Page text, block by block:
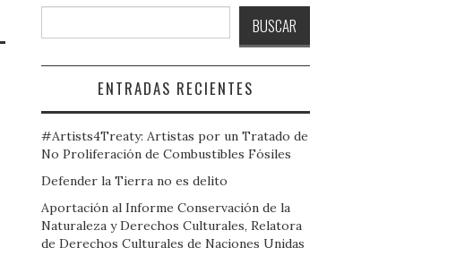
BUSCAR
ENTRADAS RECIENTES
#Artists4Treaty: Artistas por un Tratado de
No Proliferación de Combustibles Fósiles
Defender la Tierra no es delito
Aportación al Informe Conservación de la
Naturaleza y Derechos Culturales, Relatora
de Derechos Culturales de Naciones Unidas